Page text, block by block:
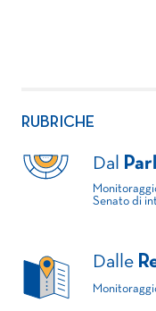
RUBRICHE
Dal
Senato di
Dalle